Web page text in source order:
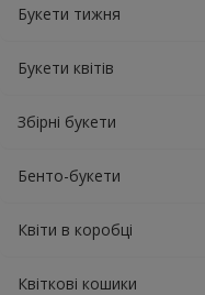
Букети тижня
Букети квітів
Збірні букети
Бенто-букети
Квіти в коробці
Квіткові кошики